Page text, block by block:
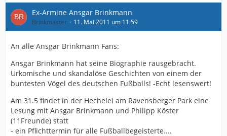
Ex-Armine Ansgar Brinkmann
Brinkmaster 11. Mai 2011 um 11:59
An alle Ansgar Brinkmann Fans:
Ansgar Brinkmann hat seine Biographie rausgebracht.
Urkomische und skandalöse Geschichten von einem der
buntesten Vögel des deutschen Fußballs! -Echt lesenswert!
Am 31.5 findet in der Hechelei am Ravensberger Park eine
Lesung mit Ansgar Brinkmann und Philipp Köster
(11Freunde) statt
- ein Pflichttermin für alle Fußballbegeisterte....